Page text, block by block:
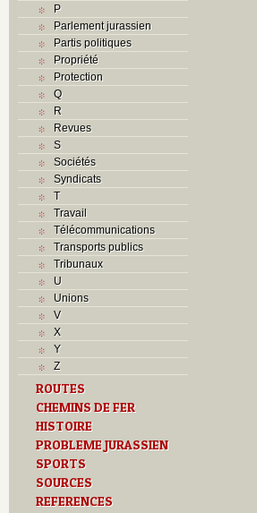
P
Parlement jurassien
Partis politiques
Propriété
Protection
Q
R
Revues
S
Sociétés
Syndicats
T
Travail
Télécommunications
Transports publics
Tribunaux
U
Unions
V
X
Y
Z
ROUTES
CHEMINS DE FER
HISTOIRE
PROBLEME JURASSIEN
SPORTS
SOURCES
REFERENCES